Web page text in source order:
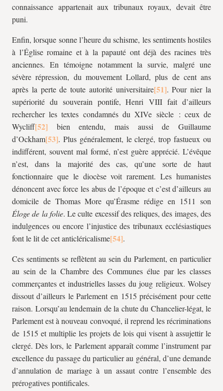
connaissance appartenait aux tribunaux royaux, devait être
puni.
Enfin, lorsque sonne l’heure du schisme, les sentiments hostiles
à l’Église romaine et à la papauté ont déjà des racines très
anciennes. En témoigne notamment la survie, malgré une
sévère répression, du mouvement Lollard, plus de cent ans
après la perte de toute autorité universitaire
. Pour nier la
supériorité du souverain pontife, Henri VIII fait d’ailleurs
rechercher les textes condamnés du XIVe siècle : ceux de
Wycliff
bien entendu, mais aussi de Guillaume
d’Ockham
. Plus généralement, le clergé, trop fastueux ou
indifférent, souvent mal formé, n’est guère apprécié. L’évêque
n’est, dans la majorité des cas, qu’une sorte de haut
fonctionnaire que le diocèse voit rarement. Les humanistes
dénoncent avec force les abus de l’époque et c’est d’ailleurs au
domicile de Thomas More qu’Érasme rédige en 1511 son
Éloge de la folie. Le culte excessif des reliques, des images, des
indulgences ou encore l’injustice des tribunaux ecclésiastiques
font le lit de cet anticléricalisme
.
Ces sentiments se reflètent au sein du Parlement, en particulier
au sein de la Chambre des Communes élue par les classes
commerçantes et industrielles lasses du joug religieux. Wolsey
dissout d’ailleurs le Parlement en 1515 précisément pour cette
raison. Lorsqu’au lendemain de la chute du Chancelier-légat, le
Parlement est à nouveau convoqué, il reprend les récriminations
de 1515 et multiplie les projets de lois qui visent à assujettir le
clergé. Dès lors, le Parlement apparaît comme l’instrument par
excellence du passage du particulier au général, d’une demande
d’annulation de mariage à un assaut contre l’ensemble des
prérogatives pontificales.